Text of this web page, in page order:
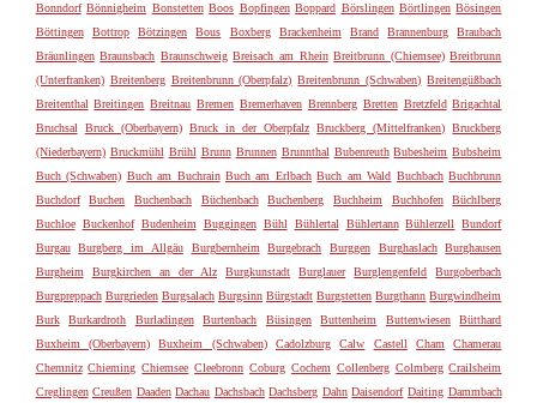
Bonndorf Bönnigheim Bonstetten Boos Bopfingen Boppard Börslingen Börtlingen Bösingen
Böttingen
Bottrop Bötzingen Bous Boxberg Brackenheim Brand Brannenburg
Braubach
Bräunlingen Braunsbach Braunschweig Breisach am Rhein Breitbrunn (Chiemsee) Breitbrunn
(Unterfranken) Breitenberg Breitenbrunn (Oberpfalz) Breitenbrunn (Schwaben) Breitengüßbach
Breitenthal Breitingen Breitnau Bremen Bremerhaven Brennberg Bretten Bretzfeld Brigachtal
Bruchsal
Bruck (Oberbayern) Bruck in der Oberpfalz Bruckberg (Mittelfranken) Bruckberg
(Niederbayern) Bruckmühl Brühl Brunn Brunnen Brunnthal Bubenreuth Bubesheim Bubsheim
Buch (Schwaben) Buch am Buchrain Buch am Erlbach Buch am Wald Buchbach Buchbrunn
Buchdorf
Buchen Buchenbach Büchenbach Buchenberg Buchheim Buchhofen
Büchlberg
Buchloe Buckenhof Budenheim Buggingen Bühl Bühlertal Bühlertann Bühlerzell
Bundorf
Burgau
Burgberg im Allgäu Burgbernheim Burgebrach Burggen Burghaslach
Burghausen
Burgheim
Burgkirchen an der Alz Burgkunstadt Burglauer Burglengenfeld
Burgoberbach
Burgpreppach Burgrieden Burgsalach Burgsinn Bürgstadt Burgstetten Burgthann Burgwindheim
Burk
Burkardroth Burladingen Burtenbach Büsingen Buttenheim Buttenwiesen
Bütthard
Buxheim (Oberbayern)
Buxheim (Schwaben) Cadolzburg Calw Castell Cham
Chamerau
Chemnitz Chieming Chiemsee Cleebronn Coburg Cochem Collenberg Colmberg Crailsheim
Creglingen Creußen Daaden Dachau Dachsbach Dachsberg Dahn Daisendorf Daiting Dammbach